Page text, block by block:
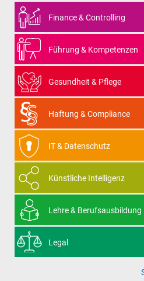
Finance & Controlling
Führung & Kompetenzen
Gesundheit & Pflege
Haftung & Compliance
IT & Datenschutz
Künstliche Intelligenz
Lehre & Berufsausbildung
Legal